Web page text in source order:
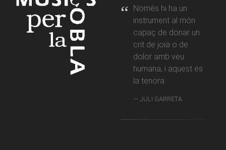
Només hi ha un
instrument al món
capaç de donar un
crit de joia o de
dolor amb veu
humana, i aquest és
la tenora.
JULI GARRETA